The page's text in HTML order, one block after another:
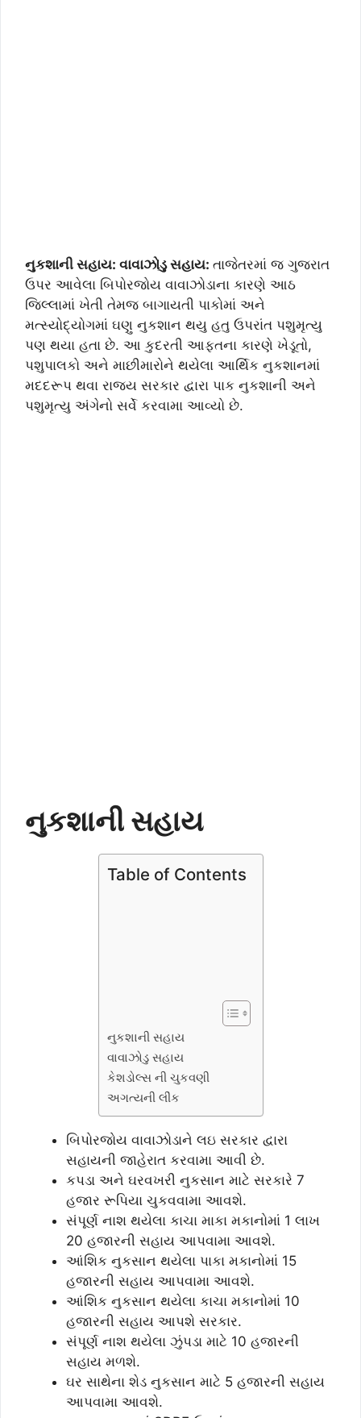
નુકશાની સહાય: વાવાઝોડુ સહાય: તાજેતરમાં જ ગુજરાત
ઉપર આવેલા બિપોરજોય વાવાઝોડાના કારણે આઠ
જિલ્લામાં ખેતી તેમજ બાગાયતી પાકોમાં અને
મત્સ્યોદ્યોગમાં ઘણુ નુકશાન થયુ હતુ ઉપરાંત પશુમૃત્યુ
પણ થયા હતા છે. આ કુદરતી આફતના કારણે ખેડૂતો,
પશુપાલકો અને માછીમારોને થયેલા આર્થિક નુકશાનમાં
મદદરૂપ થવા રાજ્ય સરકાર દ્વારા પાક નુકશાની અને
પશુમૃત્યુ અંગેનો સર્વે કરવામા આવ્યો છે.
નુકશાની સહાય
Table of Contents
નુકશાની સહાય
વાવાઝોડુ સહાય
કેશડોલ્સ ની ચુકવણી
અગત્યની લીંક
બિપોરજોય વાવાઝોડાને લઇ સરકાર દ્વારા
સહાયની જાહેરાત કરવામા આવી છે.
કપડા અને ઘરવખરી નુકસાન માટે સરકારે 7
હજાર રૂપિયા ચુકવવામા આવશે.
સંપૂર્ણ નાશ થયેલા કાચા માકા મકાનોમાં 1 લાખ
20 હજારની સહાય આપવામા આવશે.
આંશિક નુકસાન થયેલા પાકા મકાનોમાં 15
હજારની સહાય આપવામા આવશે.
આંશિક નુકસાન થયેલા કાચા મકાનોમાં 10
હજારની સહાય આપશે સરકાર.
સંપૂર્ણ નાશ થયેલા ઝુંપડા માટે 10 હજારની
સહાય મળશે.
ઘર સાથેના શેડ નુકસાન માટે 5 હજારની સહાય
આપવામા આવશે.